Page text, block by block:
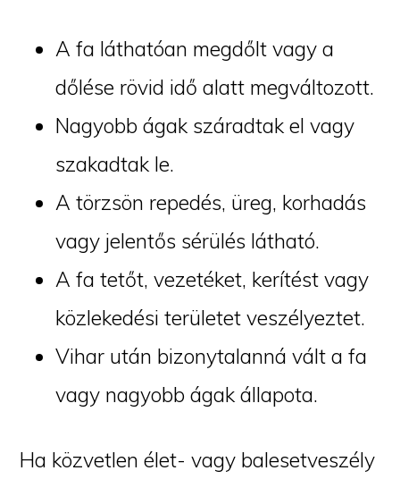
A fa láthatóan megdőlt vagy a
dőlése rövid idő alatt megváltozott.
Nagyobb ágak száradtak el vagy
szakadtak le.
A törzsön repedés, üreg, korhadás
vagy jelentős sérülés látható.
A fa tetőt, vezetéket, kerítést vagy
közlekedési területet veszélyeztet.
Vihar után bizonytalanná vált a fa
vagy nagyobb ágak állapota.
Ha közvetlen élet- vagy balesetveszély